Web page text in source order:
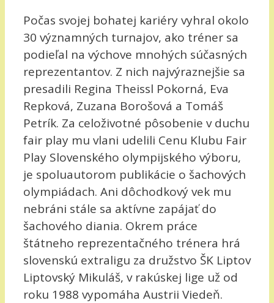
Počas svojej bohatej kariéry vyhral okolo
30 významných turnajov, ako tréner sa
podieľal na výchove mnohých súčasných
reprezentantov. Z nich najvýraznejšie sa
presadili Regina Theissl Pokorná, Eva
Repková, Zuzana Borošová a Tomáš
Petrík. Za celoživotné pôsobenie v duchu
fair play mu vlani udelili Cenu Klubu Fair
Play Slovenského olympijského výboru,
je spoluautorom publikácie o šachových
olympiádach. Ani dôchodkový vek mu
nebráni stále sa aktívne zapájať do
šachového diania. Okrem práce
štátneho reprezentačného trénera hrá
slovenskú extraligu za družstvo ŠK Liptov
Liptovský Mikuláš, v rakúskej lige už od
roku 1988 vypomáha Austrii Viedeň.